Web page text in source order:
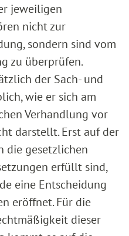
jeweiligen
nicht zur
sondern sind vom
zu überprüfen.
der Sach- und
wie er sich am
Verhandlung vor
darstellt. Erst auf der
die gesetzlichen
erfüllt sind,
eine Entscheidung
eröffnet. Für die
dieser